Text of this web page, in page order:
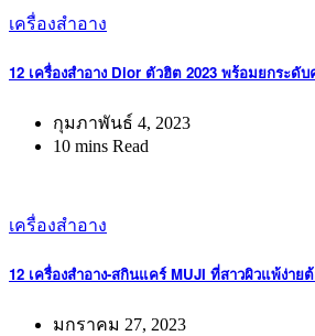
เครื่องสำอาง
12 เครื่องสำอาง Dior ตัวฮิต 2023 พร้อมยกระ
กุมภาพันธ์ 4, 2023
10 mins Read
เครื่องสำอาง
12 เครื่องสำอาง-สกินแคร์ MUJI ที่สาวผิวแพ้ง่าย
มกราคม 27, 2023